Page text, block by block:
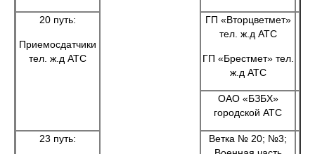
20 путь:
Приемосдатчики
тел. ж.д АТС
ГП «Вторцветмет»
тел. ж.д АТС
ГП «Брестмет» тел.
ж.д АТС
ОАО «БЗБХ»
городской АТС
23 путь:
Ветка № 20; №3;